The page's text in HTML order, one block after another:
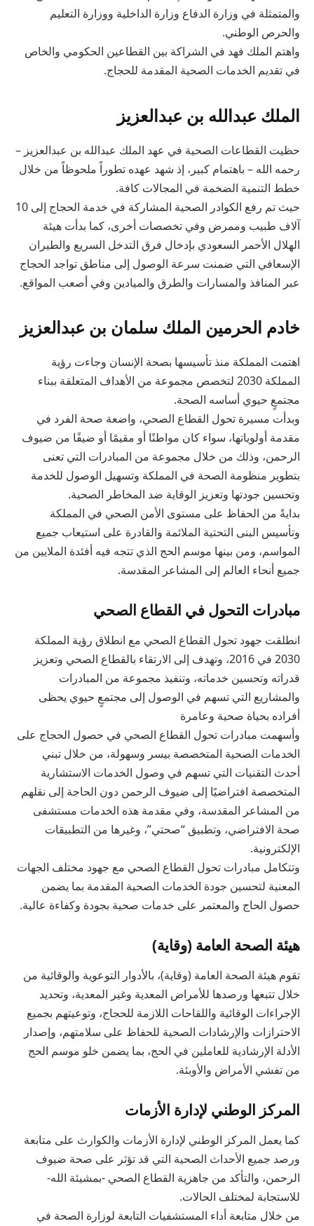
والمتمثلة في وزارة الدفاع وزارة الداخلية ووزارة التعليم
والحرص الوطني.
واهتم الملك فهد في الشراكة بين القطاعين الحكومي والخاص
في تقديم الخدمات الصحية المقدمة للحجاج.
الملك عبدالله بن عبدالعزيز
حظيت القطاعات الصحية في عهد الملك عبدالله بن عبدالعزيز –
رحمه الله – باهتمام كبير، إذ شهد عهده تطوراً ملحوظاً من خلال
خطط التنمية الضخمة في المجالات كافة.
حيث تم رفع الكوادر الصحية المشاركة في خدمة الحجاج إلى 10
آلاف طبيب وممرض وفي تخصصات أخرى، كما بدأت هيئة
الهلال الأحمر السعودي بإدخال فرق التدخل السريع والطيران
الإسعافي التي ضمنت سرعة الوصول إلى مناطق تواجد الحجاج
عبر المنافذ والمسارات والطرق والميادين وفي أصعب المواقع.
خادم الحرمين الملك سلمان بن عبدالعزيز
اهتمت المملكة منذ تأسيسها بصحة الإنسان وجاءت رؤية
المملكة 2030 لتخصص مجموعة من الأهداف المتعلقة ببناء
مجتمعٍ حيوي أساسه الصحة.
وبدأت مسيرة تحول القطاع الصحي، واضعة صحة الفرد في
مقدمة أولوياتها، سواء كان مواطنًا أو مقيمًا أو ضيفًا من ضيوف
الرحمن، وذلك من خلال مجموعة من المبادرات التي تعنى
بتطوير منظومة الصحة في المملكة وتسهيل الوصول للخدمة
وتحسين جودتها وتعزيز الوقاية ضد المخاطر الصحية.
بدايةً من الحفاظ على مستوى الأمن الصحي في المملكة
وتأسيس البنى التحتية الملائمة والقادرة على استيعاب جميع
المواسم، ومن بينها موسم الحج الذي تتجه فيه أفئدة الملايين من
جميع أنحاء العالم إلى المشاعر المقدسة.
مبادرات التحول في القطاع الصحي
انطلقت جهود تحول القطاع الصحي مع انطلاق رؤية المملكة
2030 في 2016، وتهدف إلى الارتقاء بالقطاع الصحي وتعزيز
قدراته وتحسين خدماته، وتنفيذ مجموعة من المبادرات
والمشاريع التي تسهم في الوصول إلى مجتمعٍ حيوي يحظى
أفراده بحياة صحية وعامرة
وأسهمت مبادرات تحول القطاع الصحي في حصول الحجاج على
الخدمات الصحية المتخصصة بيسر وسهولة، من خلال تبني
أحدث التقنيات التي تسهم في وصول الخدمات الاستشارية
المتخصصة افتراضيًا إلى ضيوف الرحمن دون الحاجة إلى نقلهم
من المشاعر المقدسة، وفي مقدمة هذه الخدمات مستشفى
صحة الافتراضي، وتطبيق “صحتي”، وغيرها من التطبيقات
الإلكترونية.
وتتكامل مبادرات تحول القطاع الصحي مع جهود مختلف الجهات
المعنية لتحسين جودة الخدمات الصحية المقدمة بما يضمن
حصول الحاج والمعتمر على خدمات صحية بجودة وكفاءة عالية.
هيئة الصحة العامة (وقاية)
تقوم هيئة الصحة العامة (وقاية)، بالأدوار التوعوية والوقائية من
خلال تتبعها ورصدها للأمراض المعدية وغير المعدية، وتحديد
الإجراءات الوقائية واللقاحات اللازمة للحجاج، وتوعيتهم بجميع
الاحترازات والإرشادات الصحية للحفاظ على سلامتهم، وإصدار
الأدلة الإرشادية للعاملين في الحج، بما يضمن خلو موسم الحج
من تفشي الأمراض والأوبئة.
المركز الوطني لإدارة الأزمات
كما يعمل المركز الوطني لإدارة الأزمات والكوارث على متابعة
ورصد جميع الأحداث الصحية التي قد تؤثر على صحة ضيوف
الرحمن، والتأكد من جاهزية القطاع الصحي -بمشيئة الله-
للاستجابة لمختلف الحالات.
من خلال متابعة أداء المستشفيات التابعة لوزارة الصحة في